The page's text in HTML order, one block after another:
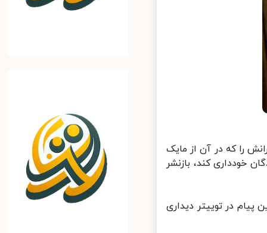
را که در آن از مایک
گزینندگان خودداری کند، بازنشر
در توییتر دیداری